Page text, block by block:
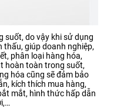
suốt, do vậy khi sử dụng
thấu, giúp doanh nghiệp,
phân loại hàng hóa,
hoàn toàn trong suốt,
hóa cũng sẽ đảm bảo
kích thích mua hàng,
mắt, hình thức hấp dẫn